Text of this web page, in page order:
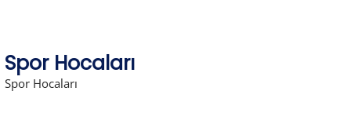
Spor Hocaları
Spor Hocaları